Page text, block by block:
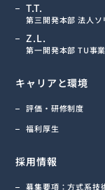
T.T.
第三開発本部 法人
Z.L.
第一開発本部 TU事
キャリアと環境
評価・研修制度
福利厚生
採用情報
募集要項：方式系技